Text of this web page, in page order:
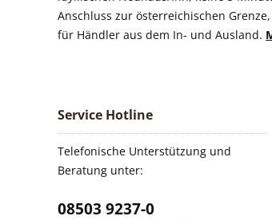
Anschluss zur österreichischen
für Händler aus dem In- und Ausland.
Service Hotline
Telefonische Unterstützung und
Beratung unter:
08503 9237-0